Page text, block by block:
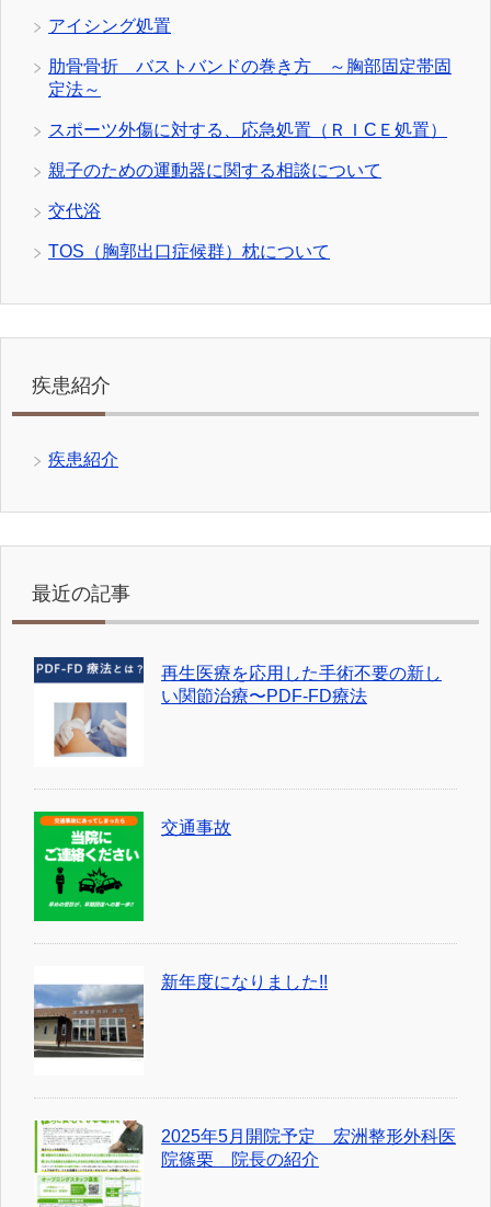
アイシング処置
肋骨骨折 バストバンドの巻き方 ～胸部固定帯固
定法～
スポーツ外傷に対する、応急処置（ＲＩCＥ処置）
親子のための運動器に関する相談について
交代浴
TOS（胸郭出口症候群）枕について
疾患紹介
疾患紹介
最近の記事
再生医療を応用した手術不要の新し
い関節治療〜PDF-FD療法
交通事故
新年度になりました!!
2025年5月開院予定 宏洲整形外科医
院篠栗 院長の紹介